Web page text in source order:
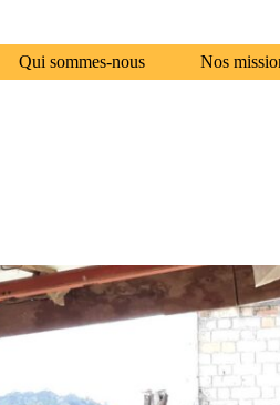
Qui sommes-nous Nos